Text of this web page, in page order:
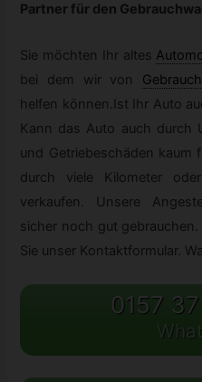
Partner für den
Sie möchten Ihr altes
bei dem wir von
helfen können.Ist Ihr Auto
Kann das Auto auch durch
und Getriebeschäden kaum
durch viele Kilometer
verkaufen. Unsere
sicher noch gut
Sie unser Kontaktformular.
0157